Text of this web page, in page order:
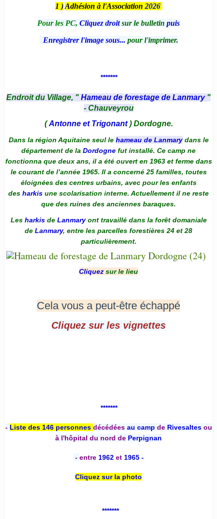
1 ) Adhésion à l'Association 2026
Pour les PC, Cliquez droitsur le bulletin puis
Enregistrer l'image sous... pour l'imprimer.
*******
Endroit du Village, " Hameau de forestage de Lanmary "
- Chauveyrou
(Antonne et Trigonant) Dordogne.
Dans la région Aquitaine seul le hameau de Lanmarydans le
département de la Dordogne fut installé. Ce camp ne
fonctionna que deux ans, il a été ouvert en 1963 et ferme dans
le courant de l’année 1965. Il a concerné 25 familles, toutes
éloignées des centres urbains, avec pour les enfants
des harkis une scolarisation interne. Actuellement il ne reste
que des ruines des anciennes baraques.
Les harkis de Lanmaryont travaillé dans la forêt domaniale
de Lanmary, entre les parcelles forestières 24 et 28
particulièrement.
Cliquez sur le lieu
Cela vous a peut-être échappé
Cliquez sur les vignettes
*******
- Liste des 146 personnes décédées au camp deRivesaltesou
à l'hôpital du nord de Perpignan
- entre 1962 et 1965 -
Cliquez sur la photo
*******